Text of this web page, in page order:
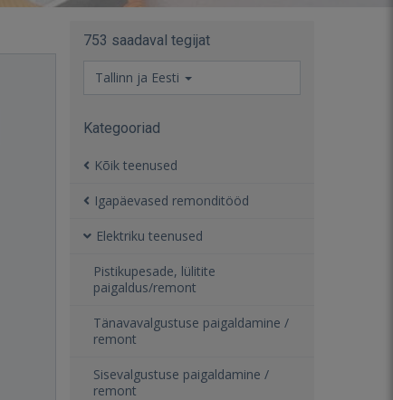
753 saadaval tegijat
Tallinn ja Eesti
Kategooriad
Kõik teenused
Igapäevased remonditööd
Elektriku teenused
Pistikupesade, lülitite
paigaldus/remont
Tänavavalgustuse paigaldamine /
remont
Sisevalgustuse paigaldamine /
remont